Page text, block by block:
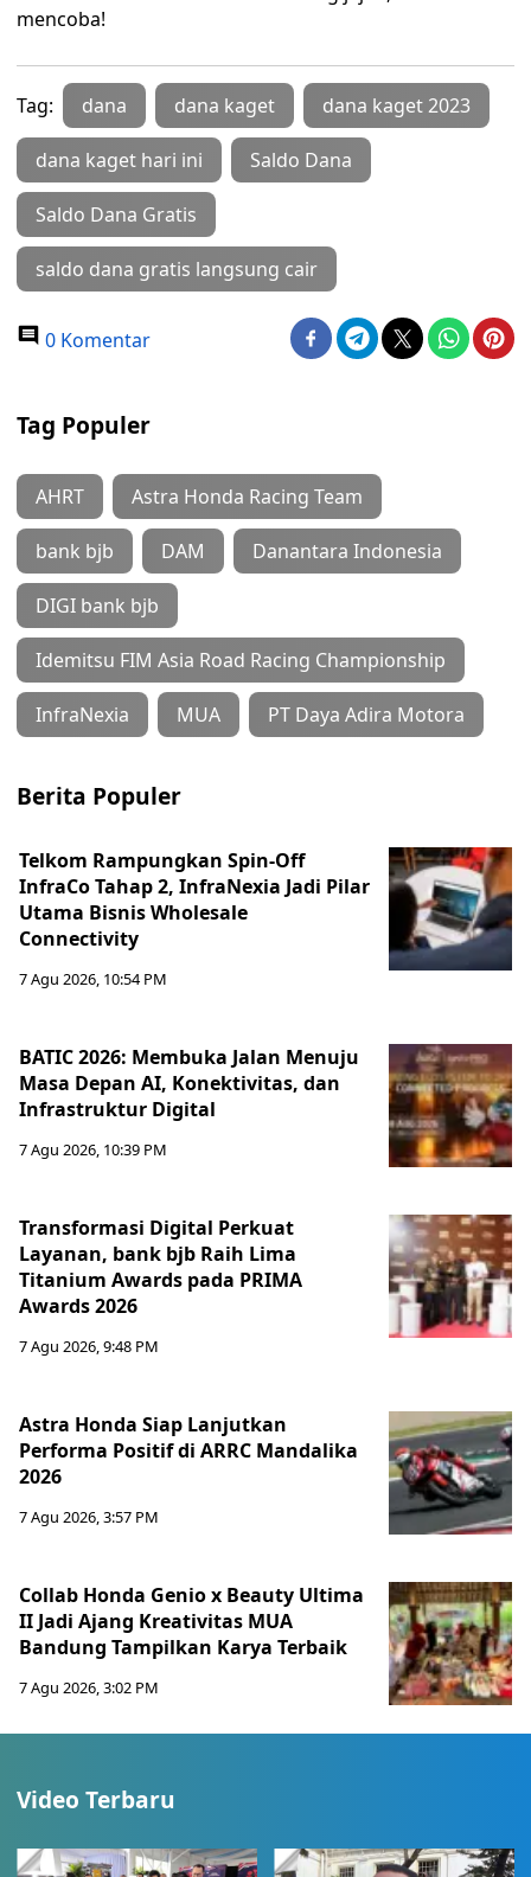
mencoba!
Tag: dana dana kaget dana kaget 2023
dana kaget hari ini Saldo Dana
Saldo Dana Gratis
saldo dana gratis langsung cair
0 Komentar
Tag Populer
AHRT Astra Honda Racing Team
bank bjb DAM Danantara Indonesia
DIGI bank bjb
Idemitsu FIM Asia Road Racing Championship
InfraNexia MUA PT Daya Adira Motora
Berita Populer
Telkom Rampungkan Spin-Off
InfraCo Tahap 2, InfraNexia Jadi Pilar
Utama Bisnis Wholesale
Connectivity
7 Agu 2026, 10:54 PM
BATIC 2026: Membuka Jalan Menuju
Masa Depan AI, Konektivitas, dan
Infrastruktur Digital
7 Agu 2026, 10:39 PM
Transformasi Digital Perkuat
Layanan, bank bjb Raih Lima
Titanium Awards pada PRIMA
Awards 2026
7 Agu 2026, 9:48 PM
Astra Honda Siap Lanjutkan
Performa Positif di ARRC Mandalika
2026
7 Agu 2026, 3:57 PM
Collab Honda Genio x Beauty Ultima
II Jadi Ajang Kreativitas MUA
Bandung Tampilkan Karya Terbaik
7 Agu 2026, 3:02 PM
Video Terbaru